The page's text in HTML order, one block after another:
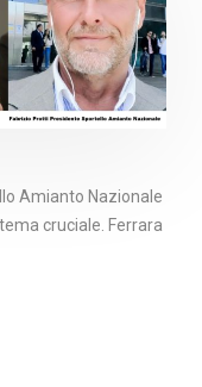
Amianto Nazionale
cruciale. Ferrara